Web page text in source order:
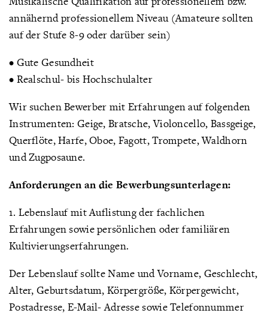
annähernd professionellem Niveau (Amateure sollten
auf der Stufe 8-9 oder darüber sein)
• Gute Gesundheit
• Realschul- bis Hochschulalter
Wir suchen Bewerber mit Erfahrungen auf folgenden
Instrumenten: Geige, Bratsche, Violoncello, Bassgeige,
Querflöte, Harfe, Oboe, Fagott, Trompete, Waldhorn
und Zugposaune.
Anforderungen an die Bewerbungsunterlagen:
1. Lebenslauf mit Auflistung der fachlichen
Erfahrungen sowie persönlichen oder familiären
Kultivierungserfahrungen.
Der Lebenslauf sollte Name und Vorname, Geschlecht,
Alter, Geburtsdatum, Körpergröße, Körpergewicht,
Postadresse, E-Mail- Adresse sowie Telefonnummer